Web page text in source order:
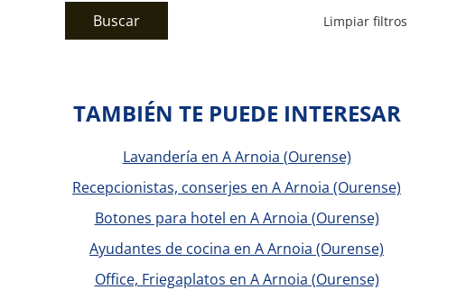
Buscar Limpiar filtros
TAMBIÉN TE PUEDE INTERESAR
Lavandería en A Arnoia (Ourense)
Recepcionistas, conserjes en A Arnoia (Ourense)
Botones para hotel en A Arnoia (Ourense)
Ayudantes de cocina en A Arnoia (Ourense)
Office, Friegaplatos en A Arnoia (Ourense)